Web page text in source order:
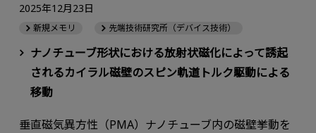
ナノチューブ形状における放射状磁化によって誘起
されるカイラル磁壁のスピン軌道トルク駆動による
移動
2025年12月23日
新規メモリ 先端技術研究所（デバイス技術）
垂直磁気異方性（PMA）ナノチューブ内の磁壁挙動を